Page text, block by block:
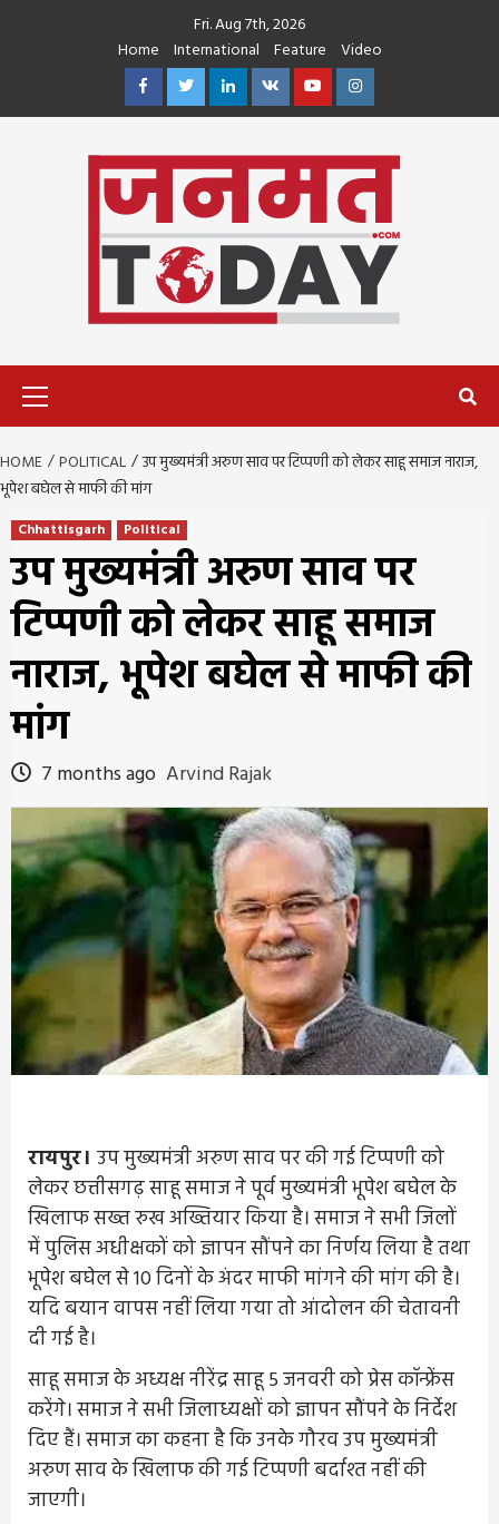
Fri. Aug 7th, 2026
Home
International Feature
Video
FacebookTwitterLinkedin
VK YoutubeInstagram
HOME POLITICAL
उप मुख्यमंत्री अरुण साव पर टिप्पणी को लेकर साहू समाज नाराज,
भूपेश बघेल से माफी की मांग
Chhattisgarh Political
उप मुख्यमंत्री अरुण साव पर
टिप्पणी को लेकर साहू समाज
नाराज, भूपेश बघेल से माफी की
मांग
7 months ago Arvind Rajak
रायपुर। उप मुख्यमंत्री अरुण साव पर की गई टिप्पणी को
लेकर छत्तीसगढ़ साहू समाज ने पूर्व मुख्यमंत्री भूपेश बघेल के
खिलाफ सख्त रुख अख्तियार किया है। समाज ने सभी जिलों
में पुलिस अधीक्षकों को ज्ञापन सौंपने का निर्णय लिया है तथा
भूपेश बघेल से 10 दिनों के अंदर माफी मांगने की मांग की है।
यदि बयान वापस नहीं लिया गया तो आंदोलन की चेतावनी
दी गई है।
साहू समाज के अध्यक्ष नीरेंद्र साहू 5 जनवरी को प्रेस कॉन्फ्रेंस
करेंगे। समाज ने सभी जिलाध्यक्षों को ज्ञापन सौंपने के निर्देश
दिए हैं। समाज का कहना है कि उनके गौरव उप मुख्यमंत्री
अरुण साव के खिलाफ की गई टिप्पणी बर्दाश्त नहीं की
जाएगी।